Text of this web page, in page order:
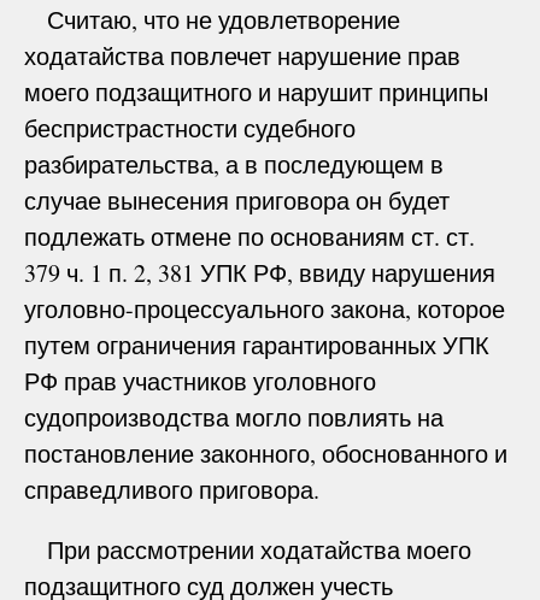
Считаю, что не удовлетворение
ходатайства повлечет нарушение прав
моего подзащитного и нарушит принципы
беспристрастности судебного
разбирательства, а в последующем в
случае вынесения приговора он будет
подлежать отмене по основаниям ст. ст.
379 ч. 1 п. 2, 381 УПК РФ, ввиду нарушения
уголовно-процессуального закона, которое
путем ограничения гарантированных УПК
РФ прав участников уголовного
судопроизводства могло повлиять на
постановление законного, обоснованного и
справедливого приговора.
При рассмотрении ходатайства моего
подзащитного суд должен учесть